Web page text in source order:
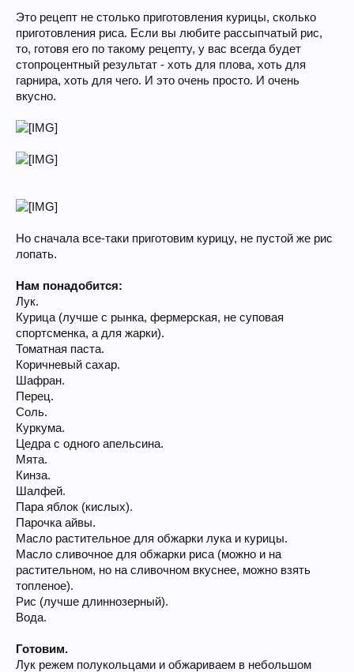
Это рецепт не столько приготовления курицы, сколько
приготовления риса. Если вы любите рассыпчатый рис,
то, готовя его по такому рецепту, у вас всегда будет
стопроцентный результат - хоть для плова, хоть для
гарнира, хоть для чего. И это очень просто. И очень
вкусно.
Но сначала все-таки приготовим курицу, не пустой же рис
лопать.
Нам понадобится:
Лук.
Курица (лучше с рынка, фермерская, не суповая
спортсменка, а для жарки).
Томатная паста.
Коричневый сахар.
Шафран.
Перец.
Соль.
Куркума.
Цедра с одного апельсина.
Мята.
Кинза.
Шалфей.
Пара яблок (кислых).
Парочка айвы.
Масло растительное для обжарки лука и курицы.
Масло сливочное для обжарки риса (можно и на
растительном, но на сливочном вкуснее, можно взять
топленое).
Рис (лучше длиннозерный).
Вода.
Готовим.
Лук режем полукольцами и обжариваем в небольшом